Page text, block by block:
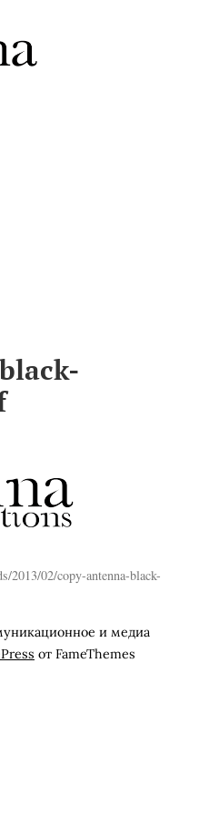
2013/02/copy-antenna-black-
и медиа
от FameThemes